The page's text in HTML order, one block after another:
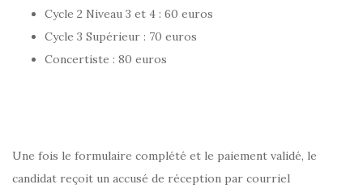
Cycle 2 Niveau 3 et 4 : 60 euros
Cycle 3 Supérieur : 70 euros
Concertiste : 80 euros
Une fois le formulaire complété et le paiement validé, le
candidat reçoit un accusé de réception par courriel